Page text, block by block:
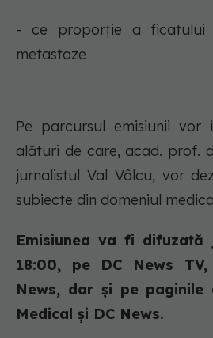
- ce proporție a ficatului
metastaze
Pe parcursul emisiunii vor
alături de care, acad. prof.
jurnalistul Val Vâlcu, vor
subiecte din domeniul
Emisiunea va fi difuzată
18:00, pe DC News
News, dar și pe paginile
Medical și DC News.